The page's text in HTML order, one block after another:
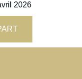
2026